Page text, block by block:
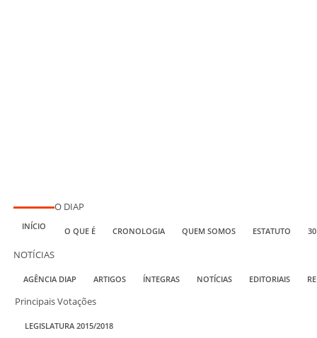
INÍCIO
O DIAP
O QUE É CRONOLOGIA QUEM SOMOS ESTATUTO
NOTÍCIAS
AGÊNCIA DIAP ARTIGOS ÍNTEGRAS NOTÍCIAS EDITORIAIS
Principais Votações
LEGISLATURA 2015/2018